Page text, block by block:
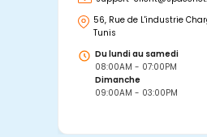
56, Rue de L'industrie
Tunis
Du lundi au samedi
08:00AM - 07:00PM
Dimanche
09:00AM - 03:00PM